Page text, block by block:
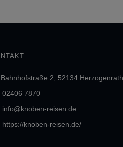
Bahnhofstraße 2, 52134 Herzogenrath
02406 7870
info@knoben-reisen.de
https://knoben-reisen.de/